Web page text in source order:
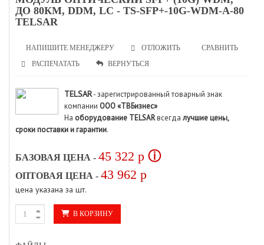
ДО 80КМ, DDM, LC - TS-SFP+-10G-WDM-A-80
TELSAR
НАПИШИТЕ МЕНЕДЖЕРУ ОТЛОЖИТЬ
СРАВНИТЬ
РАСПЕЧАТАТЬ
ВЕРНУТЬСЯ
TELSAR- зарегистрированный товарный знак
компании ООО «ТВБизнес»
На оборудование TELSARвсегда лучшие цены,
сроки поставки и гарантии.
БАЗОВАЯ ЦЕНА - 45 322 p ⓘ
ОПТОВАЯ ЦЕНА - 43 962 p
цена указана за шт.
В КОРЗИНУ